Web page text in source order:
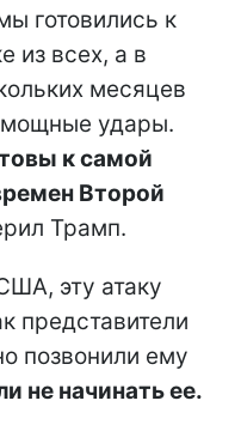
готовились к
из всех, а в
месяцев
мощные удары.
к самой
Второй
Трамп.
эту атаку
представители
позвонили ему
не начинать ее.